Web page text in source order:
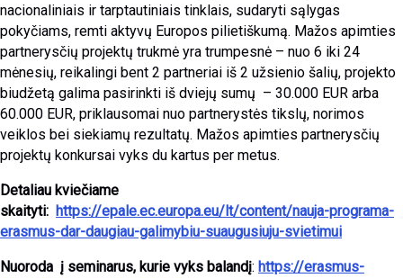
nacionaliniais ir tarptautiniais tinklais, sudaryti sąlygas
pokyčiams, remti aktyvų Europos pilietiškumą. Mažos apimties
partnerysčių projektų trukmė yra trumpesnė – nuo 6 iki 24
mėnesių, reikalingi bent 2 partneriai iš 2 užsienio šalių, projekto
biudžetą galima pasirinkti iš dviejų sumų – 30.000 EUR arba
60.000 EUR, priklausomai nuo partnerystės tikslų, norimos
veiklos bei siekiamų rezultatų. Mažos apimties partnerysčių
projektų konkursai vyks du kartus per metus.
Detaliau kviečiame
skaityti: https://epale.ec.europa.eu/lt/content/nauja-programa-
erasmus-dar-daugiau-galimybiu-suaugusiuju-svietimui
Nuoroda į seminarus, kurie vyks balandį: https://erasmus-